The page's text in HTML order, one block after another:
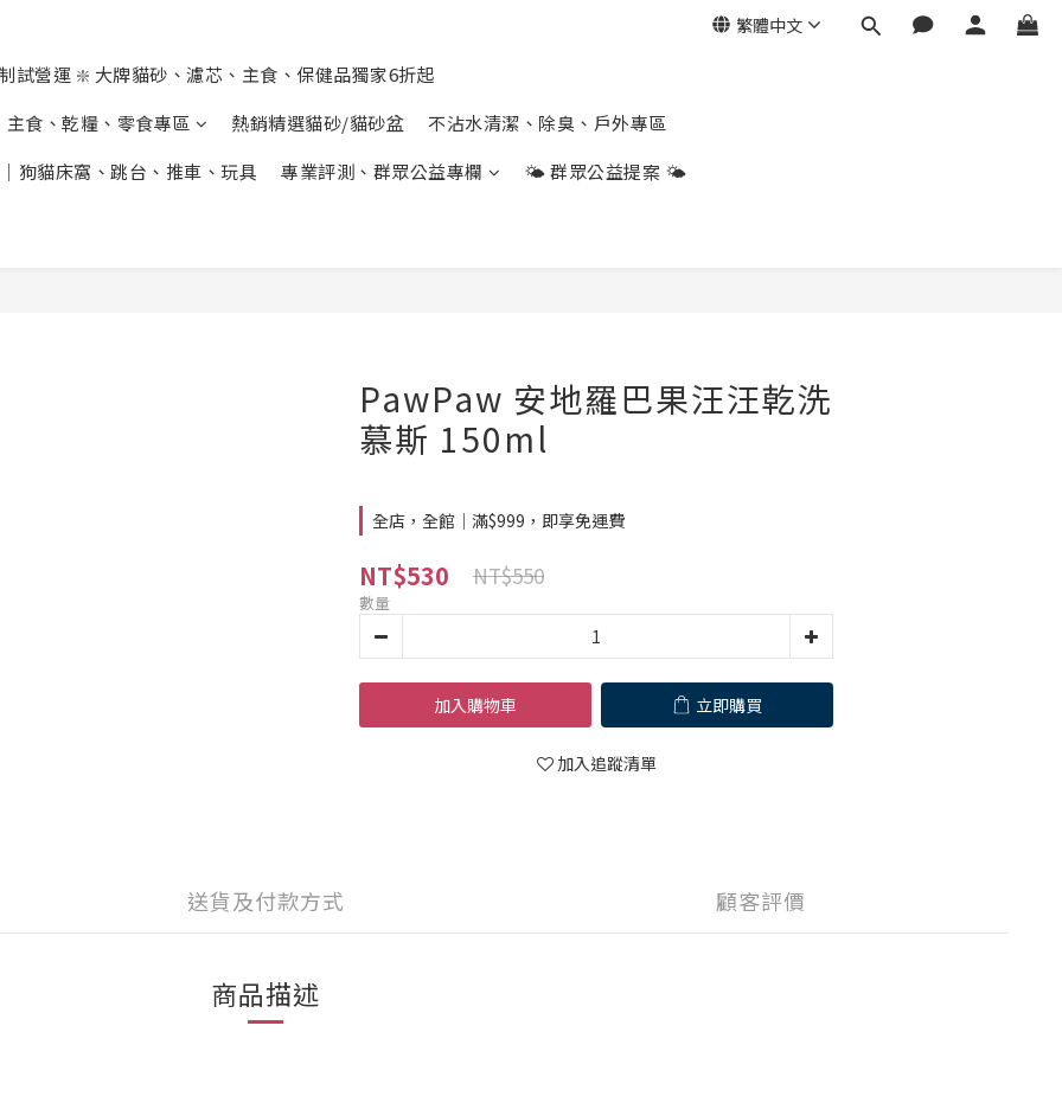
繁體中文
試營運 ❇️ 大牌貓砂、濾芯、主食、保健品獨家6折起
主食、乾糧、零食專區
熱銷精選貓砂/貓砂盆
不沾水清潔、除臭、戶外專區
狗貓床窩、跳台、推車、玩具
專業評測、群眾公益專欄 🌤️ 群眾公益提案 🌤️
PawPaw 安地羅巴果汪汪乾洗
慕斯 150ml
全店，全館｜滿$999，即享免運費
NT$530 NT$550
數量
加入購物車 立即購買
加入追蹤清單
送貨及付款方式 顧客評價
商品描述